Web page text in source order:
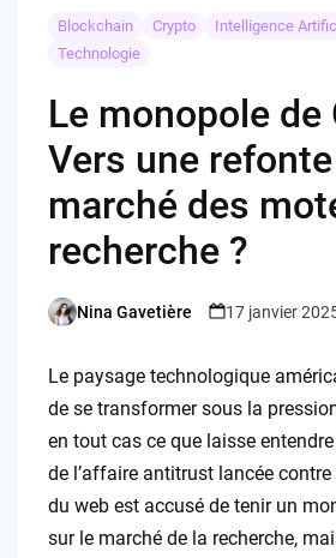
Blockchain Crypto
Intelligence
Technologie
Le monopole de
Vers une
marché des
recherche ?
Posted
Nina Gavetière 17 janvier
Le paysage technologique
de se transformer sous la
en tout cas ce que laisse
de l’affaire antitrust lancée
du web est accusé de tenir un
sur le marché de la recherche,